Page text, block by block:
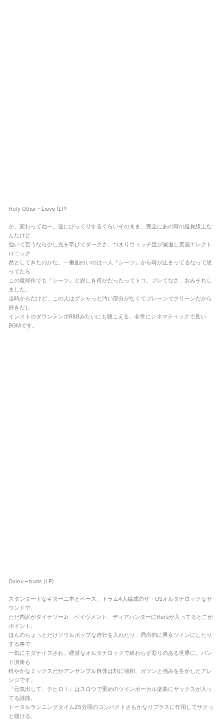
Holy Other – Lieve (LP)
か、変わってねー。逆にびっくりするくらいそのまま、完全にあの時の延長線上な
んだけど
強いて言うなら少し光を帯びてダークさ、つまりウィッチ度が減退し美麗エレクト
ロニック
然としてきたのかな。一番面白いのは一人『シーツ』から時が止まってるなって思
ってたら
この復帰作でも『シーツ』と思しき何かだったってトコ。ブレてなさ、おみそれし
ました。
当時からだけど、この人はグシャっと汚い部分がなくてプレーンでクリーンだから
好きだし
インストのダウンテンポR&Bみたいにも聴こえる、非常にシネマティックで良い
BGMです。
Ovlov – buds (LP)
スタンダードなギター二本とベース、ドラム4人編成のザ・USオルタナロックなサ
ウンドで、
ただ内訳がダイナソーJr、ペイヴメント、ディアハンターにHer’sが入ってるとこが
ポイント。
ほんのちょっとだけソウルポップな進行を入れたり、局所的に男女ツインにしたり
する事で
一気にモダナイズされ、硬派なオルタナロックで終わらず彩りのある世界に。バン
ド演奏も
軽やかなミックスだがアンサンブル自体は割に強靭、ガツンと強みを生かしたアレ
ンジです。
『元気出して、チヒロ！』はスロウで重めのツインボーカル楽曲にサックスが入っ
てる謎曲。
トータルランニングタイム25分弱のコンパクトさもかなりプラスに作用してサクっ
と聴ける。